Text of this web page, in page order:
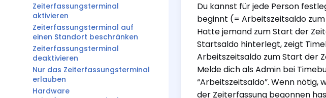
Zeiterfassungsterminal
aktivieren
Zeiterfassungsterminal auf
einen Standort beschränken
Zeiterfassungsterminal
deaktivieren
Nur das Zeiterfassungsterminal
erlauben
Hardware
Du kannst für jede Person
beginnt (= Arbeitszeitsaldo
Hatte jemand zum Start der
Startsaldo hinterlegt, zeigt
Arbeitszeitsaldo zum Start der
Melde dich als Admin bei
“Arbeitszeitsaldo”. Wenn nötig,
der Zeiterfassung begonnen